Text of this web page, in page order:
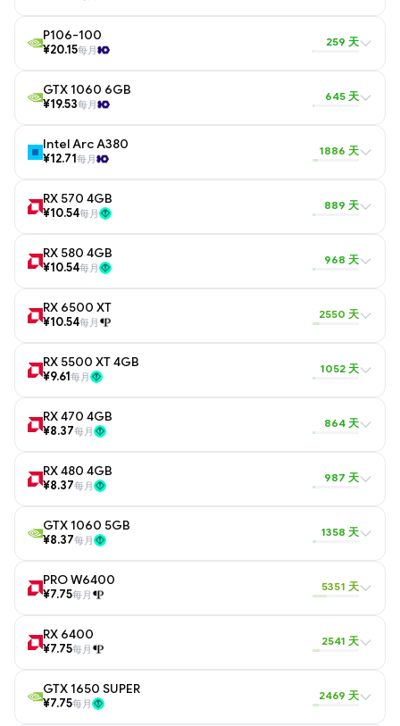
P106-100
¥20.15每月
259 天
GTX 1060 6GB
¥19.53每月
645 天
Intel Arc A380
¥12.71每月
1886 天
RX 570 4GB
¥10.54每月
889 天
RX 580 4GB
¥10.54每月
968 天
RX 6500 XT
¥10.54每月
2550 天
RX 5500 XT 4GB
¥9.61每月
1052 天
RX 470 4GB
¥8.37每月
864 天
RX 480 4GB
¥8.37每月
987 天
GTX 1060 5GB
¥8.37每月
1358 天
PRO W6400
¥7.75每月
5351 天
RX 6400
¥7.75每月
2541 天
GTX 1650 SUPER
¥7.75每月
2469 天